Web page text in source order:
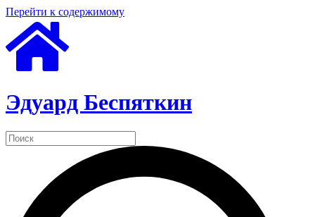
Перейти к содержимому
Эдуард Беспяткин